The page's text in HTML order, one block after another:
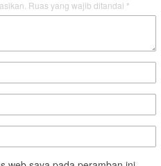
Ruas yang wajib ditandai *